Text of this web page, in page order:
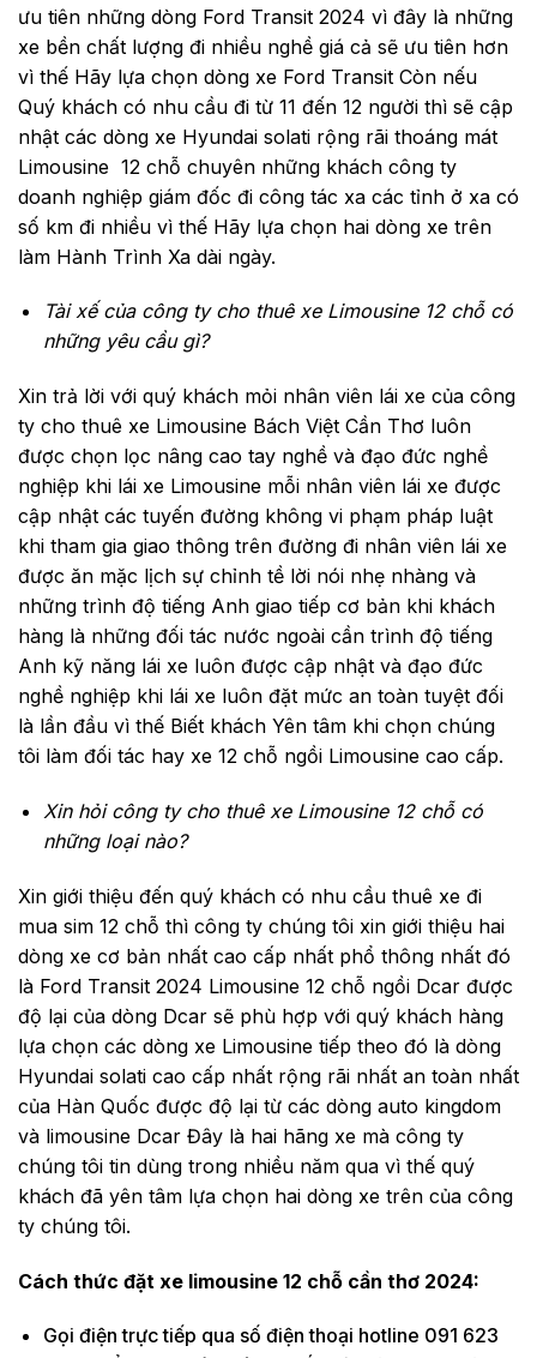
ưu tiên những dòng Ford Transit 2024 vì đây là những
xe bền chất lượng đi nhiều nghề giá cả sẽ ưu tiên hơn
vì thế Hãy lựa chọn dòng xe Ford Transit Còn nếu
Quý khách có nhu cầu đi từ 11 đến 12 người thì sẽ cập
nhật các dòng xe Hyundai solati rộng rãi thoáng mát
Limousine 12 chỗ chuyên những khách công ty
doanh nghiệp giám đốc đi công tác xa các tỉnh ở xa có
số km đi nhiều vì thế Hãy lựa chọn hai dòng xe trên
làm Hành Trình Xa dài ngày.
Tài xế của công ty cho thuê xe Limousine 12 chỗ có
những yêu cầu gì?
Xin trả lời với quý khách mỏi nhân viên lái xe của công
ty cho thuê xe Limousine Bách Việt Cần Thơ luôn
được chọn lọc nâng cao tay nghề và đạo đức nghề
nghiệp khi lái xe Limousine mỗi nhân viên lái xe được
cập nhật các tuyến đường không vi phạm pháp luật
khi tham gia giao thông trên đường đi nhân viên lái xe
được ăn mặc lịch sự chỉnh tề lời nói nhẹ nhàng và
những trình độ tiếng Anh giao tiếp cơ bản khi khách
hàng là những đối tác nước ngoài cần trình độ tiếng
Anh kỹ năng lái xe luôn được cập nhật và đạo đức
nghề nghiệp khi lái xe luôn đặt mức an toàn tuyệt đối
là lần đầu vì thế Biết khách Yên tâm khi chọn chúng
tôi làm đối tác hay xe 12 chỗ ngồi Limousine cao cấp.
Xin hỏi công ty cho thuê xe Limousine 12 chỗ có
những loại nào?
Xin giới thiệu đến quý khách có nhu cầu thuê xe đi
mua sim 12 chỗ thì công ty chúng tôi xin giới thiệu hai
dòng xe cơ bản nhất cao cấp nhất phổ thông nhất đó
là Ford Transit 2024 Limousine 12 chỗ ngồi Dcar được
độ lại của dòng Dcar sẽ phù hợp với quý khách hàng
lựa chọn các dòng xe Limousine tiếp theo đó là dòng
Hyundai solati cao cấp nhất rộng rãi nhất an toàn nhất
của Hàn Quốc được độ lại từ các dòng auto kingdom
và limousine Dcar Đây là hai hãng xe mà công ty
chúng tôi tin dùng trong nhiều năm qua vì thế quý
khách đã yên tâm lựa chọn hai dòng xe trên của công
ty chúng tôi.
Cách thức đặt xe limousine 12 chỗ cần thơ 2024:
Gọi điện trực tiếp qua số điện thoại hotline 091 623